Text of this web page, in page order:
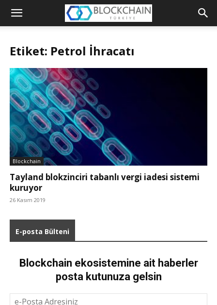
Blockchain
Etiket: Petrol İhracatı
Blockchain
Tayland blokzinciri tabanlı vergi iadesi sistemi
kuruyor
26 Kasım 2019
E-posta Bülteni
Blockchain ekosistemine ait haberler
posta kutunuza gelsin